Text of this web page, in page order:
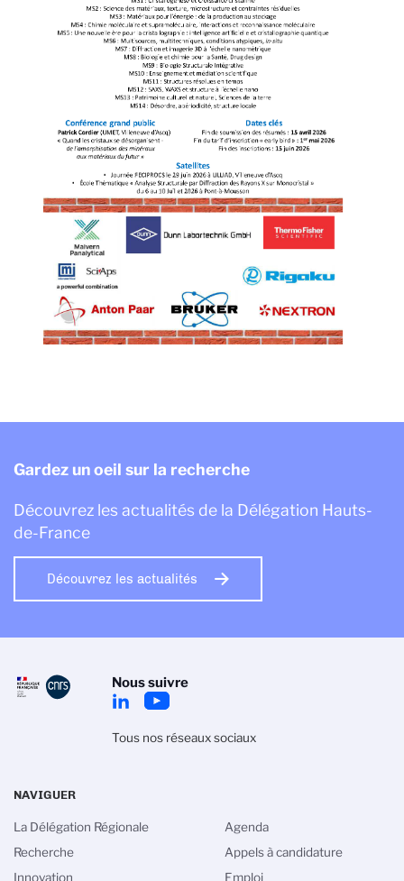
Gardez un oeil sur la recherche
Découvrez les actualités de la Délégation Hauts-
de-France
Découvrez les actualités
Nous suivre
Tous nos réseaux sociaux
NAVIGUER
La Délégation Régionale
Recherche
Innovation
Agenda
Appels à candidature
Emploi